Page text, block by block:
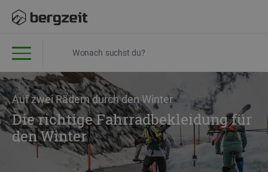
Auf zwei Rädern durch den Winter
Die richtige Fahrradbekleidung für
den Winter